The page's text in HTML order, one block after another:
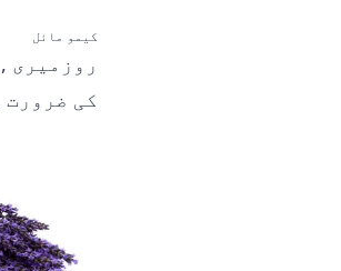
کیمو مائل
روزمیری ,
کی ضرورت